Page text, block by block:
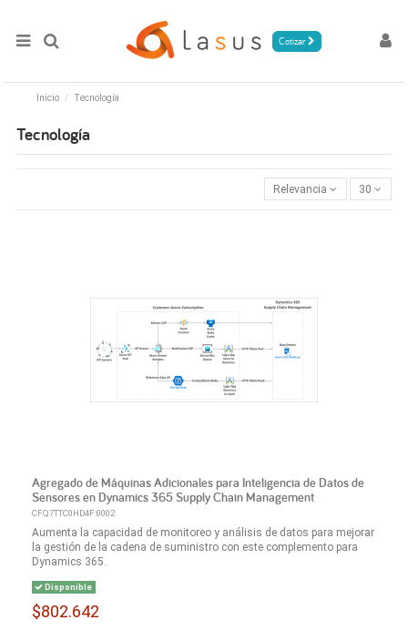
Cotizar
Inicio Tecnología
Tecnología
Relevancia 30
Agregado de Máquinas Adicionales para Inteligencia de Datos de
Sensores en Dynamics 365 Supply Chain Management
CFQ7TTC0HD4F:0002
Aumenta la capacidad de monitoreo y análisis de datos para mejorar
la gestión de la cadena de suministro con este complemento para
Dynamics 365.
Disponible
$802.642